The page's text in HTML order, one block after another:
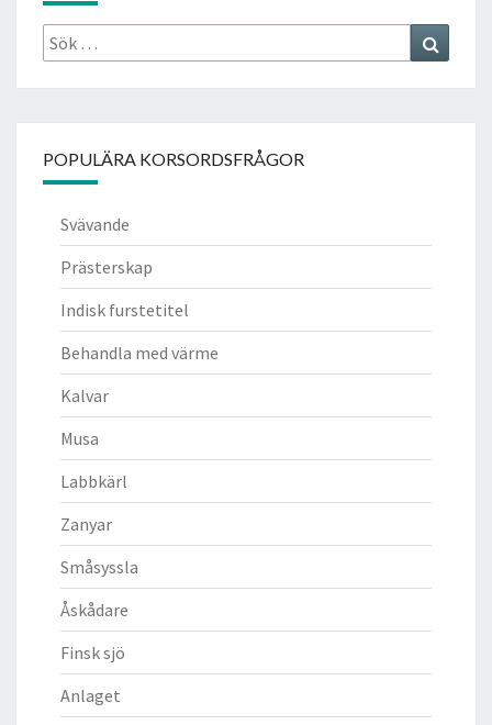
Sök
efter:
POPULÄRA KORSORDSFRÅGOR
Svävande
Prästerskap
Indisk furstetitel
Behandla med värme
Kalvar
Musa
Labbkärl
Zanyar
Småsyssla
Åskådare
Finsk sjö
Anlaget